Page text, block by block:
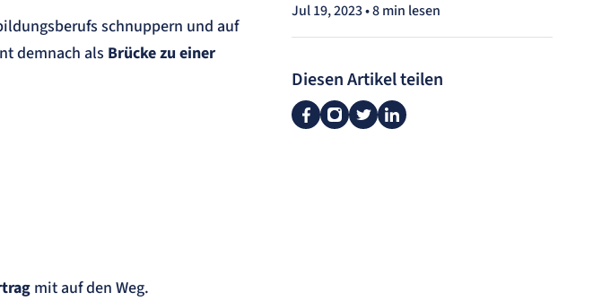
Jul 19, 2023 • 8 min lesen
Diesen Artikel teilen
schnuppern und auf
demnach als Brücke zu einer
mit auf den Weg.